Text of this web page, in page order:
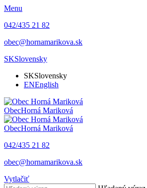
Menu
042/435 21 82
obec@hornamarikova.sk
SKSlovensky
SKSlovensky
ENEnglish
ObecHorná Mariková
ObecHorná Mariková
042/435 21 82
obec@hornamarikova.sk
Vytlačiť